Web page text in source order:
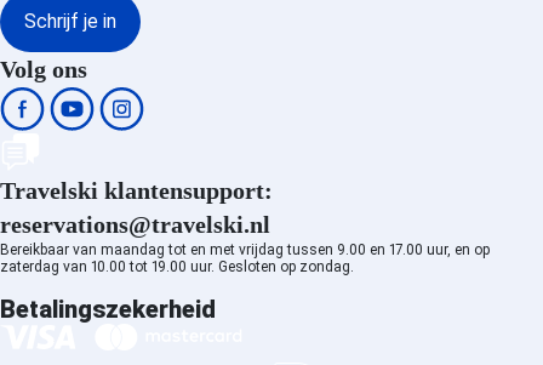
Pralognan la Vanoise
accommodatie
Megève accommodatie
Saint Gervais Mont-Blanc
accommodatie
Schrijf je in
Volg ons
Travelski klantensupport:
reservations@travelski.nl
Bereikbaar van maandag tot en met vrijdag tussen 9.00 en 17.00 uur, en op
zaterdag van 10.00 tot 19.00 uur. Gesloten op zondag.
Betalingszekerheid